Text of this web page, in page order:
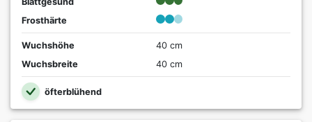
Frosthärte
Wuchshöhe
40 cm
Wuchsbreite
40 cm
öfterblühend